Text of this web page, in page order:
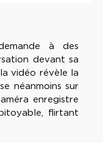
à des
devant sa
vidéo révèle la
néanmoins sur
enregistre
flirtant